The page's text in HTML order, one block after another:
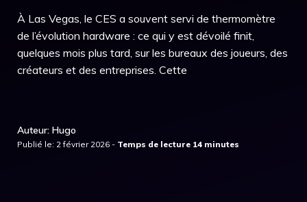
À Las Vegas, le CES a souvent servi de thermomètre
de l’évolution hardware : ce qui y est dévoilé finit,
quelques mois plus tard, sur les bureaux des joueurs, des
créateurs et des entreprises. Cette
Auteur: Hugo
Publié le: 2 février 2026 -